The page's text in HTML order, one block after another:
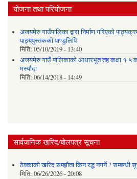
योजना तथा परियोजना
अजयमेरु गाउँपालिका द्वारा निर्माण गरिएको
पाठ्यपुस्तकको पाण्डुलिपि
मिति: 05/10/2019 - 13:40
अजयमेरु गाउँ पालिकाको आधारभूत तह कक्षा १-५
मस्यौदा
मिति: 06/14/2018 - 14:49
सार्वजनिक खरिद/बोलपत्र सूचना
ठेक्काको खरिद सम्झौता किन रद्ध नगर्ने ? सम्बन्धी
मिति: 06/26/2026 - 20:08